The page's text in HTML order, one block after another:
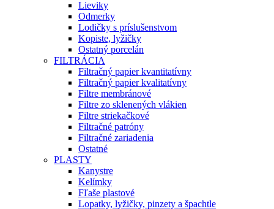
Lieviky
Odmerky
Lodičky s príslušenstvom
Kopiste, lyžičky
Ostatný porcelán
FILTRÁCIA
Filtračný papier kvantitatívny
Filtračný papier kvalitatívny
Filtre membránové
Filtre zo sklenených vlákien
Filtre striekačkové
Filtračné patróny
Filtračné zariadenia
Ostatné
PLASTY
Kanystre
Kelímky
Fľaše plastové
Lopatky, lyžičky, pinzety a špachtle